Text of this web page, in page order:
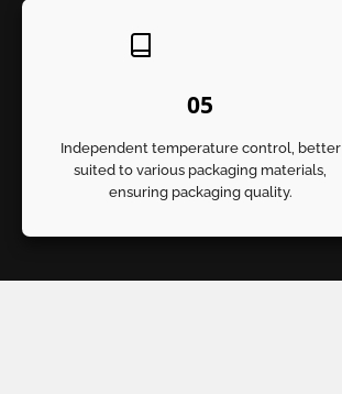
05
Independent temperature control, better
suited to various packaging materials,
ensuring packaging quality.